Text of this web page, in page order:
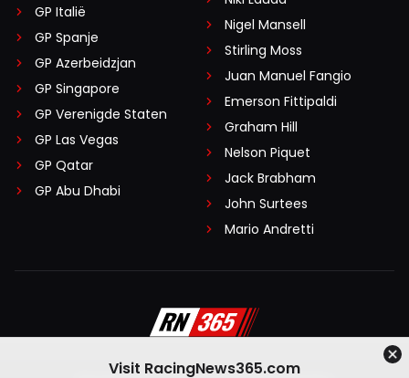
GP Italië
GP Spanje
GP Azerbeidzjan
GP Singapore
GP Verenigde Staten
GP Las Vegas
GP Qatar
GP Abu Dhabi
Nigel Mansell
Stirling Moss
Juan Manuel Fangio
Emerson Fittipaldi
Graham Hill
Nelson Piquet
Jack Brabham
John Surtees
Mario Andretti
Visit RacingNews365.com